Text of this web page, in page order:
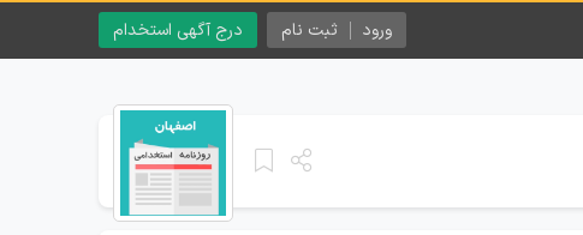
درج آگهی استخدام ورود ثبت نام